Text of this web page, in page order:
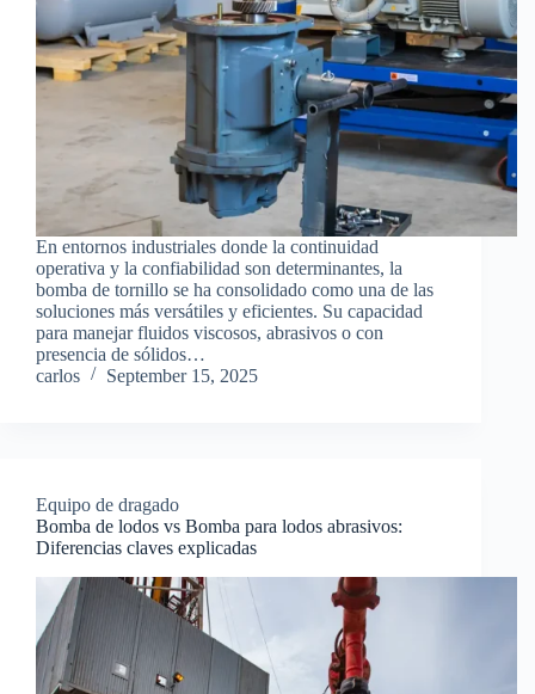
En entornos industriales donde la continuidad
operativa y la confiabilidad son determinantes, la
bomba de tornillo se ha consolidado como una de las
soluciones más versátiles y eficientes. Su capacidad
para manejar fluidos viscosos, abrasivos o con
presencia de sólidos…
carlos
September 15, 2025
Equipo de dragado
Bomba de lodos vs Bomba para lodos abrasivos:
Diferencias claves explicadas